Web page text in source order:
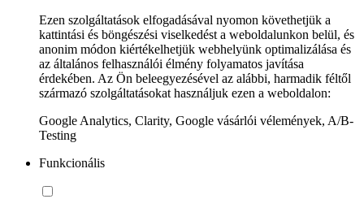
Ezen szolgáltatások elfogadásával nyomon követhetjük a
kattintási és böngészési viselkedést a weboldalunkon belül, és
anonim módon kiértékelhetjük webhelyünk optimalizálása és
az általános felhasználói élmény folyamatos javítása
érdekében. Az Ön beleegyezésével az alábbi, harmadik féltől
származó szolgáltatásokat használjuk ezen a weboldalon:
Google Analytics, Clarity, Google vásárlói vélemények, A/B-
Testing
Funkcionális